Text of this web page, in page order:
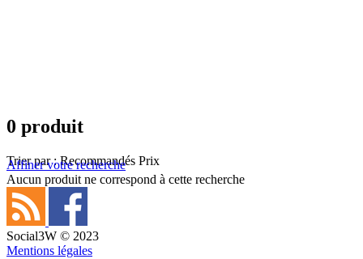
0 produit
Trier par : Recommandés Prix
Affiner votre recherche
Aucun produit ne correspond à cette recherche
Social3W © 2023
Mentions légales